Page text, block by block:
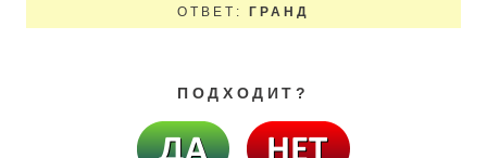
ОТВЕТ: ГРАНД
ПОДХОДИТ?